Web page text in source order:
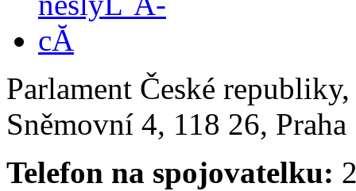
Parlament České
Sněmovní 4, 118 26,
Telefon na spojovatelku: